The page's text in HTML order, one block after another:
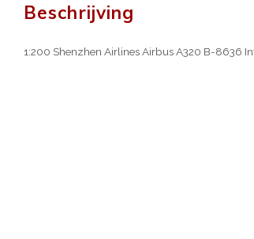
Beschrijving
1:200 Shenzhen Airlines Airbus A320 B-8636